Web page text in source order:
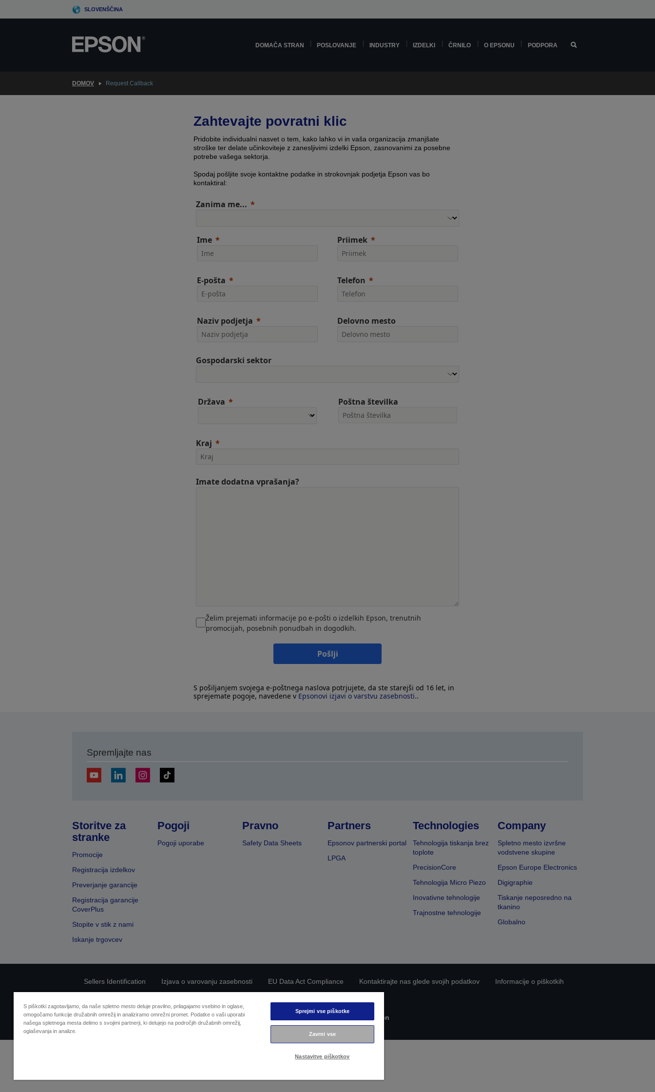
to
SLOVENŠČINA
DOMAČA STRAN POSLOVANJE INDUSTRY IZDELKI ČRNILO O EPSONU PODPORA
DOMOV Request Callback
Zahtevajte povratni klic
Pridobite individualni nasvet o tem, kako lahko vi in vaša organizacija zmanjšate
stroške ter delate učinkoviteje z zanesljivimi izdelki Epson, zasnovanimi za posebne
potrebe vašega sektorja.
Spodaj pošljite svoje kontaktne podatke in strokovnjak podjetja Epson vas bo
kontaktiral:
Zanima me...
Ime Priimek
E-pošta Telefon
Naziv podjetja Delovno mesto
Gospodarski sektor
Država Poštna številka
Kraj
Imate dodatna vprašanja?
Želim prejemati informacije po e-pošti o izdelkih Epson, trenutnih
promocijah, posebnih ponudbah in dogodkih.
Pošlji
S pošiljanjem svojega e-poštnega naslova potrjujete, da ste starejši od 16 let, in
sprejemate pogoje, navedene v Epsonovi izjavi o varstvu zasebnosti..
Spremljajte nas
Storitve za
stranke
Promocije
Registracija izdelkov
Preverjanje garancije
Registracija garancije
CoverPlus
Stopite v stik z nami
Iskanje trgovcev
Pogoji
Pogoji uporabe
Pravno
Safety Data Sheets
Partners
Epsonov partnerski portal
LPGA
Technologies
Tehnologija tiskanja brez
toplote
PrecisionCore
Tehnologija Micro Piezo
Inovativne tehnologije
Trajnostne tehnologije
Company
Spletno mesto izvršne
vodstvene skupine
Epson Europe Electronics
Digigraphie
Tiskanje neposredno na
tkanino
Globalno
Sellers Identification Izjava o varovanju zasebnosti EU Data Act Compliance Kontaktirajte nas glede svojih podatkov
Informacije o piškotkih
Avtorske pravice © 2026 Seiko Epson
S piškotki zagotavljamo, da naše spletno mesto deluje pravilno, prilagajamo vsebino in oglase,
omogočamo funkcije družabnih omrežij in analiziramo omrežni promet. Podatke o vaši uporabi
našega spletnega mesta delimo s svojimi partnerji, ki delujejo na področjih družabnih omrežij,
oglaševanja in analize.
Sprejmi vse piškotke
Zavrni vse
Nastavitve piškotkov